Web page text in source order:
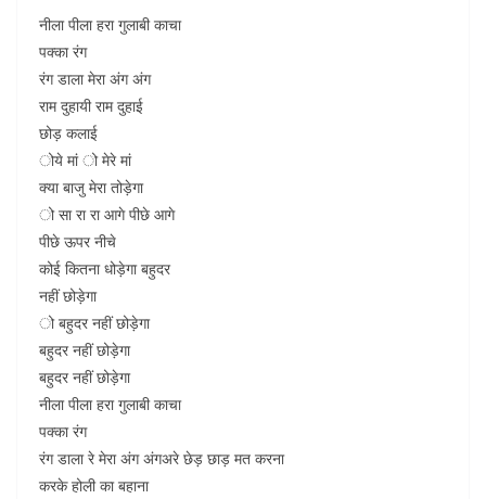
नीला पीला हरा गुलाबी काचा
पक्का रंग
रंग डाला मेरा अंग अंग
राम दुहायी राम दुहाई
छोड़ कलाई
ोये मां ो मेरे मां
क्या बाजु मेरा तोड़ेगा
ो सा रा रा आगे पीछे आगे
पीछे ऊपर नीचे
कोई कितना धोड़ेगा बहुदर
नहीं छोड़ेगा
ो बहुदर नहीं छोड़ेगा
बहुदर नहीं छोड़ेगा
बहुदर नहीं छोड़ेगा
नीला पीला हरा गुलाबी काचा
पक्का रंग
रंग डाला रे मेरा अंग अंगअरे छेड़ छाड़ मत करना
करके होली का बहाना